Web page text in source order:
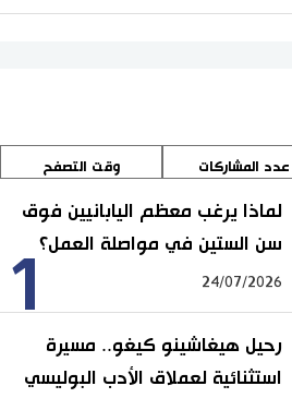
عدد المشاركات وقت التصفح
1
لماذا يرغب معظم اليابانيين فوق
سن الستين في مواصلة العمل؟
24/07/2026
رحيل هيغاشينو كيغو.. مسيرة
استثنائية لعملاق الأدب البوليسي